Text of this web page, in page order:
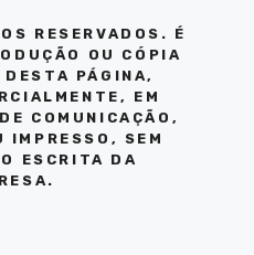
RESERVADOS. É
OU CÓPIA
DESTA PÁGINA,
EM
COMUNICAÇÃO,
IMPRESSO, SEM
ESCRITA DA